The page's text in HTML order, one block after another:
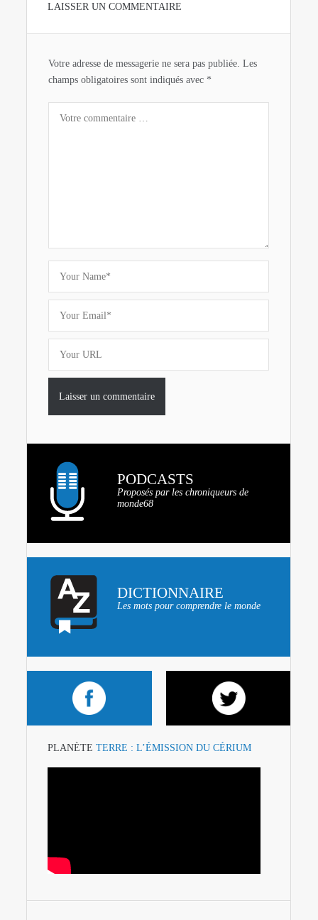
LAISSER UN COMMENTAIRE
Votre adresse de messagerie ne sera pas publiée. Les
champs obligatoires sont indiqués avec *
PODCASTS
Proposés par les chroniqueurs de
monde68
DICTIONNAIRE
Les mots pour comprendre le monde
PLANÈTE TERRE : L’ÉMISSION DU CÉRIUM